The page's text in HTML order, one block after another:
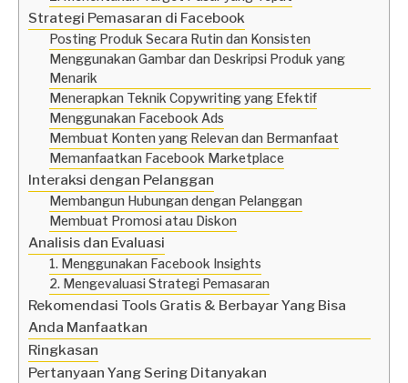
Strategi Pemasaran di Facebook
Posting Produk Secara Rutin dan Konsisten
Menggunakan Gambar dan Deskripsi Produk yang
Menarik
Menerapkan Teknik Copywriting yang Efektif
Menggunakan Facebook Ads
Membuat Konten yang Relevan dan Bermanfaat
Memanfaatkan Facebook Marketplace
Interaksi dengan Pelanggan
Membangun Hubungan dengan Pelanggan
Membuat Promosi atau Diskon
Analisis dan Evaluasi
1. Menggunakan Facebook Insights
2. Mengevaluasi Strategi Pemasaran
Rekomendasi Tools Gratis & Berbayar Yang Bisa
Anda Manfaatkan
Ringkasan
Pertanyaan Yang Sering Ditanyakan